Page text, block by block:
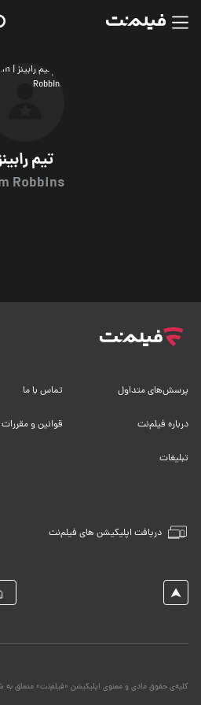
تیم
Robbins
دریافت اپلیکیشن های فیلم‌نت
پرسش‌های متداول تماس با ما
درباره فیلم‌نت قوانین و مقررات
تبلیغات
کلیه‌ی حقوق مادی و معنوی اپلیکیشن «فیلم‌نت» متعلق